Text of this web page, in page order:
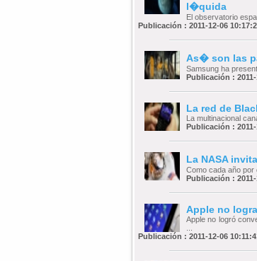
l�quida
El observatorio
Publicación : 2011-12-06
As� son las
Samsung ha
Publicación :
La red de
La multinacional
Publicación :
La NASA
Como cada año por
Publicación :
Apple no
Apple no logró
Publicación : 2011-12-06